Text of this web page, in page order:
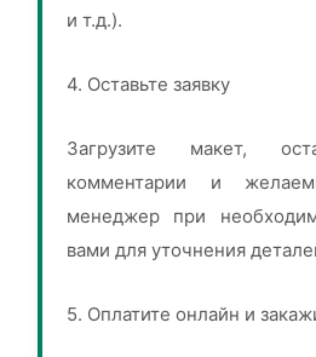
и т.д.).
4. Оставьте заявку
Загрузите макет,
комментарии и
менеджер при
вами для уточнения
5. Оплатите онлайн и